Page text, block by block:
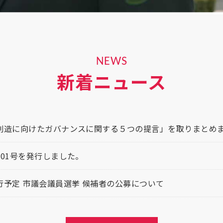
NEWS
新着ニュース
造に向けたガバナンスに関する５つの提言」を取りまとめ
号を発行しました。
予定 市議会議員選挙 候補者の公募について